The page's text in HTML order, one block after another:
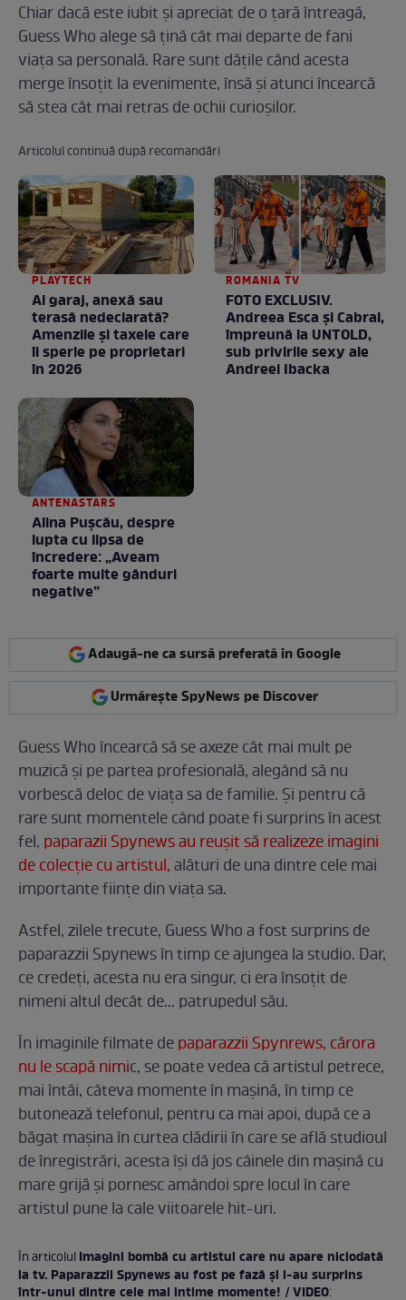
Chiar dacă este iubit şi apreciat de o ţară întreagă,
Guess Who alege să ţină cât mai departe de fani
viaţa sa personală. Rare sunt dăţile când acesta
merge însoţit la evenimente, însă şi atunci încearcă
să stea cât mai retras de ochii curioşilor.
Articolul continuă după recomandări
PLAYTECH
Ai garaj, anexă sau
terasă nedeclarată?
Amenzile și taxele care
îi sperie pe proprietari
în 2026
ROMANIA TV
FOTO EXCLUSIV.
Andreea Esca şi Cabral,
împreună la UNTOLD,
sub privirile sexy ale
Andreei Ibacka
ANTENASTARS
Alina Pușcău, despre
lupta cu lipsa de
încredere: „Aveam
foarte multe gânduri
negative”
Adaugă-ne ca sursă preferată în Google
Urmărește SpyNews pe Discover
Guess Who încearcă să se axeze cât mai mult pe
muzică şi pe partea profesională, alegând să nu
vorbescă deloc de viaţa sa de familie. Şi pentru că
rare sunt momentele când poate fi surprins în acest
fel, paparazii Spynews au reuşit să realizeze imagini
de colecţie cu artistul,alături de una dintre cele mai
importante fiinţe din viaţa sa.
Astfel, zilele trecute, Guess Who a fost surprins de
paparazzii Spynews în timp ce ajungea la studio. Dar,
ce credeţi, acesta nu era singur, ci era însoţit de
nimeni altul decât de... patrupedul său.
În imaginile filmate depaparazzii Spynrews, cărora
nu le scapă nimic, se poate vedea că artistul petrece,
mai întâi, câteva momente în maşină, în timp ce
butonează telefonul, pentru ca mai apoi, după ce a
băgat maşina în curtea clădirii în care se află studioul
de înregistrări, acesta îşi dă jos câinele din maşină cu
mare grijă şi pornesc amândoi spre locul în care
artistul pune la cale viitoarele hit-uri.
În articolulImagini bombă cu artistul care nu apare niciodată
la tv. Paparazzii Spynews au fost pe fază şi l-au surprins
într-unul dintre cele mai intime momente! / VIDEO: